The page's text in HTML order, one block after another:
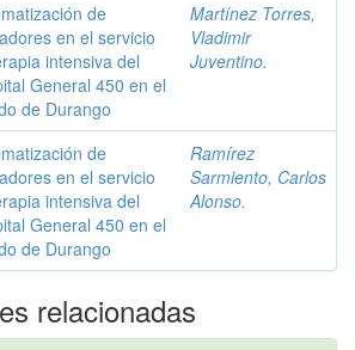
de
en el servicio
intensiva del
General 450 en el
de Durango
Martínez Torres,
Vladimir
Juventino.
de
en el servicio
intensiva del
General 450 en el
de Durango
Ramírez
Sarmiento, Carlos
Alonso.
relacionadas